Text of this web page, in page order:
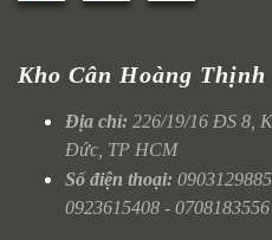
Kho Cân Hoàng Thịnh
Địa chỉ: 226/19/16 ĐS 8,
Đức, TP HCM
Số điện thoại:
0923615408 - 0708183556